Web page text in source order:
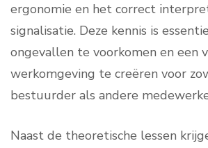
ergonomie en het correct
signalisatie. Deze kennis is
ongevallen te voorkomen en een
werkomgeving te creëren voor
bestuurder als andere
Naast de theoretische lessen